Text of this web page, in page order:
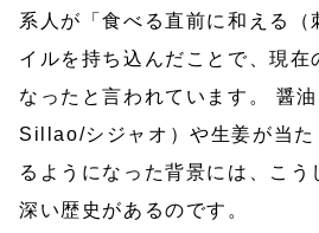
系人が「食べる直前に和える（
イルを持ち込んだことで、現在
なったと言われています。 醤
Sillao/シジャオ）や生姜が当た
るようになった背景には、こう
深い歴史があるのです。